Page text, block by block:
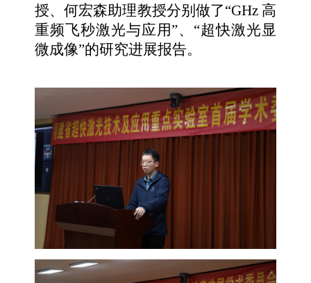
授、何宏森助理教授分别做了“GHz 高
重频飞秒激光与应用”、“超快激光显
微成像”的研究进展报告。